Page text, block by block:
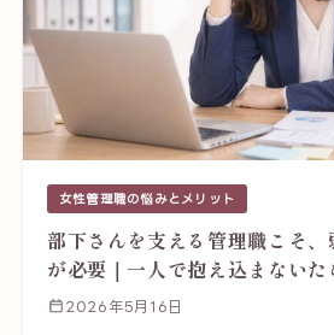
女性管理職の悩みとメリット
部下さんを支える管理職こそ
が必要｜一人で抱え込まないた
2026年5月16日